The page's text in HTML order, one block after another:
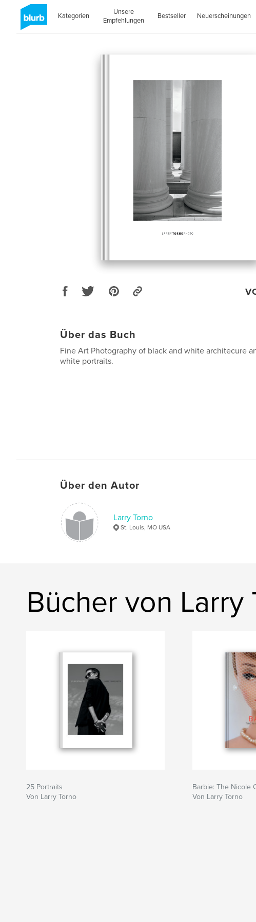
Kategorien
Unsere
Empfehlungen
Bestseller Neuerscheinungen
Über das Buch
Fine Art Photography of black and white architecure
white portraits.
Über den Autor
Larry Torno
St. Louis, MO USA
Bücher von Larry
25 Portraits
Von Larry Torno
Barbie: The Nicole
Von Larry Torno